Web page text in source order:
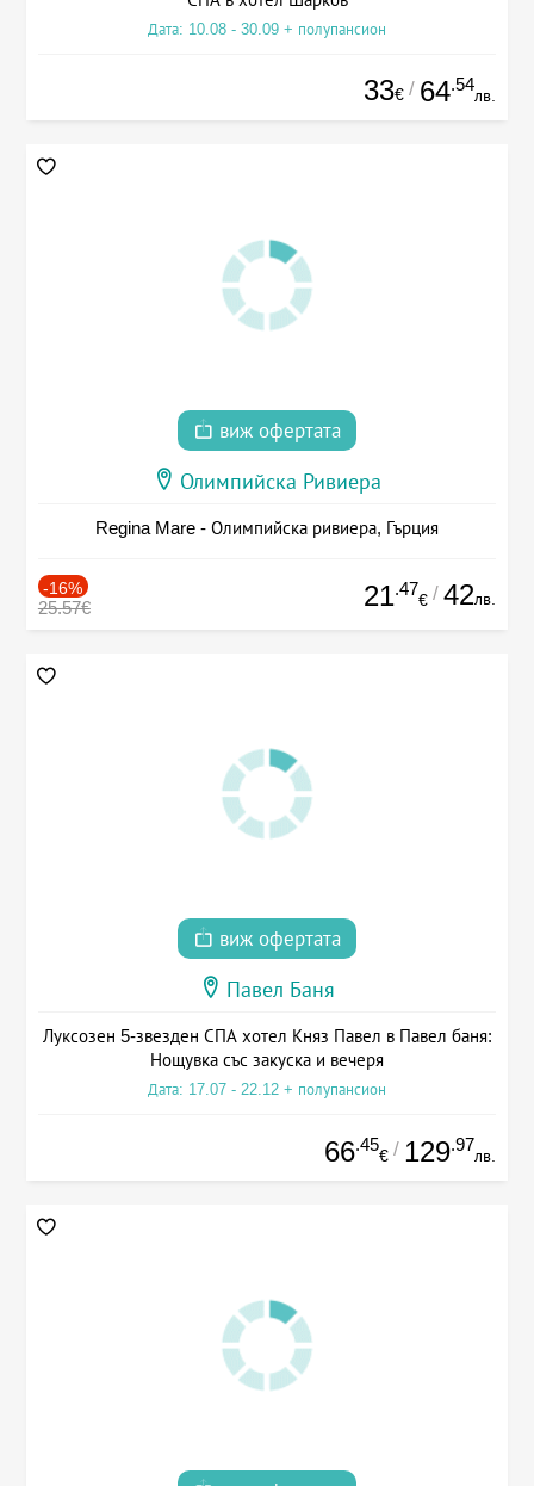
Дата: 10.08 - 30.09 + полупансион
33€ / 64.54
лв.
виж офертата
Олимпийска Ривиера
Regina Mare - Олимпийска ривиера, Гърция
-16%
25.57€ 21.47
€ / 42лв.
виж офертата
Павел Баня
Луксозен 5-звезден СПА хотел Княз Павел в Павел баня:
Нощувка със закуска и вечеря
Дата: 17.07 - 22.12 + полупансион
66.45
€ / 129.97
лв.